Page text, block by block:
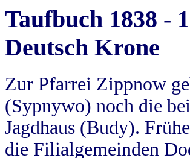
Taufbuch 1838 -
Deutsch Krone
Zur Pfarrei Zippnow
(Sypnywo) noch die
Jagdhaus (Budy).
die Filialgemeinden